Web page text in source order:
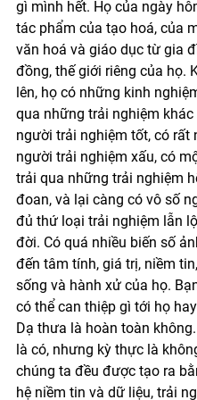
gì mình hết. Họ của ngày
tác phẩm của tạo hoá, của
văn hoá và giáo dục từ gia
đồng, thế giới riêng của họ.
lên, họ có những kinh
qua những trải nghiệm khác
người trải nghiệm tốt, có rất
người trải nghiệm xấu, có
trải qua những trải nghiệm
đoan, và lại càng có vô số
đủ thứ loại trải nghiệm lẫn
đời. Có quá nhiều biến số
đến tâm tính, giá trị, niềm
sống và hành xử của họ.
có thể can thiệp gì tới họ
Dạ thưa là hoàn toàn
là có, nhưng kỳ thực là
chúng ta đều được tạo ra
hệ niềm tin và dữ liệu, trải